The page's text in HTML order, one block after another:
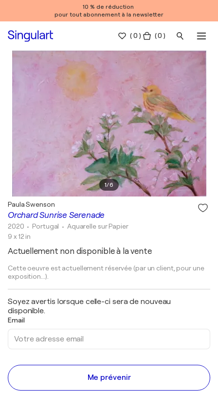
10 % de réduction
pour tout abonnement à la newsletter
(0 ) ( 0 )
1/6
Orchard Sunrise Serenade
Paula Swenson
2020 • Portugal • Aquarelle sur Papier
9 x 12 in
Actuellement non disponible à la vente
Cette oeuvre est actuellement réservée (par un client, pour une
exposition...).
Soyez avertis lorsque celle-ci sera de nouveau
disponible.
Email
Me prévenir